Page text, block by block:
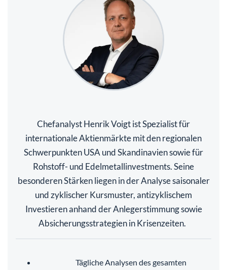
Chefanalyst Henrik Voigt ist Spezialist für
internationale Aktienmärkte mit den regionalen
Schwerpunkten USA und Skandinavien sowie für
Rohstoff- und Edelmetallinvestments. Seine
besonderen Stärken liegen in der Analyse saisonaler
und zyklischer Kursmuster, antizyklischem
Investieren anhand der Anlegerstimmung sowie
Absicherungsstrategien in Krisenzeiten.
Tägliche Analysen des gesamten